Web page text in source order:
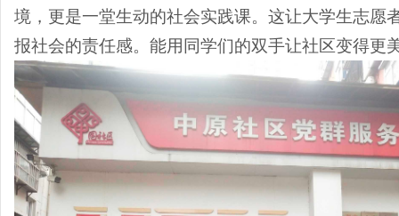
境，更是一堂生动的社会实践课。这让大学生志愿
报社会的责任感。能用 同学们的双手让社区变得更